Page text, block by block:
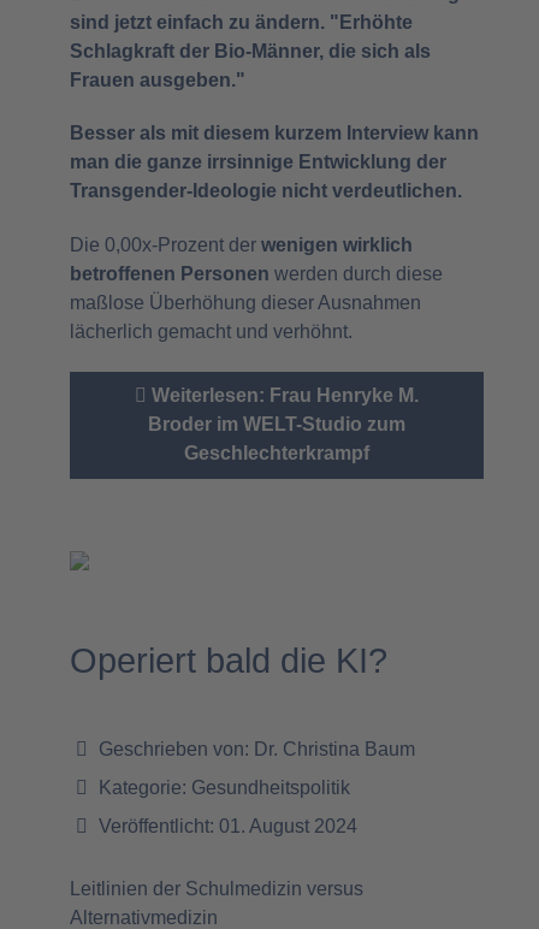
sind jetzt einfach zu ändern. "Erhöhte
Schlagkraft der Bio-Männer, die sich als
Frauen ausgeben."
Besser als mit diesem kurzem Interview kann
man die ganze irrsinnige Entwicklung der
Transgender-Ideologie nicht verdeutlichen.
Die 0,00x-Prozent der wenigen wirklich
betroffenen Personen werden durch diese
maßlose Überhöhung dieser Ausnahmen
lächerlich gemacht und verhöhnt.
Weiterlesen: Frau Henryke M.
Broder im WELT-Studio zum
Geschlechterkrampf
Operiert bald die KI?
Geschrieben von: Dr. Christina Baum
Kategorie: Gesundheitspolitik
Veröffentlicht: 01. August 2024
Leitlinien der Schulmedizin versus
Alternativmedizin